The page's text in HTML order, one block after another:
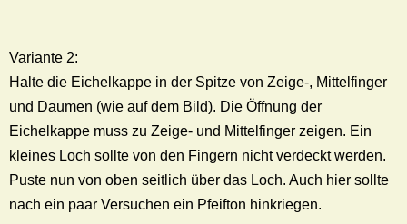
Variante 2:
Halte die Eichelkappe in der Spitze von Zeige-, Mittelfinger
und Daumen (wie auf dem Bild). Die Öffnung der
Eichelkappe muss zu Zeige- und Mittelfinger zeigen. Ein
kleines Loch sollte von den Fingern nicht verdeckt werden.
Puste nun von oben seitlich über das Loch. Auch hier sollte
nach ein paar Versuchen ein Pfeifton hinkriegen.